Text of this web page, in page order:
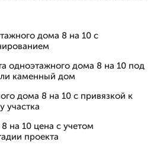
дома 8 на 10 с
одноэтажного дома 8 на 10 под
каменный дом
дома 8 на 10 с привязкой к
участка
на 10 цена с учетом
проекта